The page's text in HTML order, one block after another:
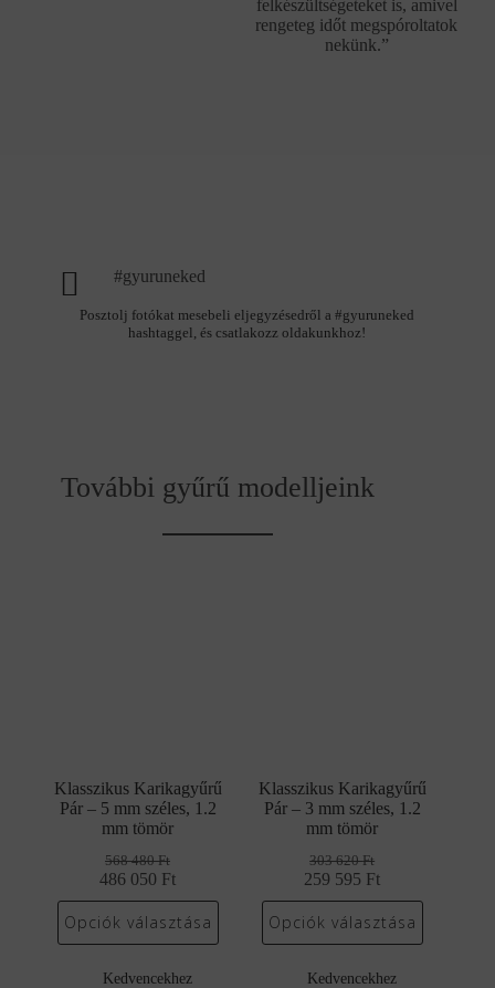
felkészültségeteket is, amivel
rengeteg időt megspóroltatok
nekünk.”
#gyuruneked
Posztolj fotókat mesebeli eljegyzésedről a #gyuruneked
hashtaggel, és csatlakozz oldakunkhoz!
További gyűrű modelljeink
Klasszikus Karikagyűrű
Pár – 5 mm széles, 1.2
mm tömör
568 480Ft
Original
price
was:
486 050 Ft
Current
price
is:
Opciók választása
Kedvencekhez
Klasszikus Karikagyűrű
Pár – 3 mm széles, 1.2
mm tömör
303 620Ft
Original
price
was:
259 595 Ft
Current
price
is:
Opciók választása
Kedvencekhez